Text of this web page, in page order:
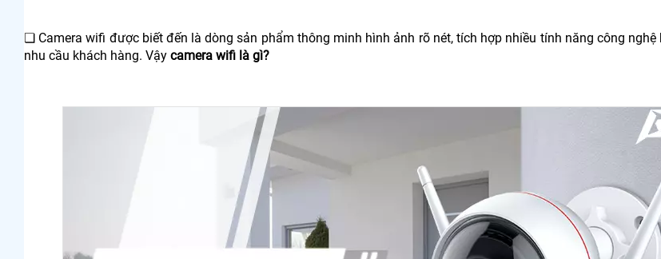
❏ Camera wifi được biết đến là dòng sản phẩm thông minh hình ảnh rõ nét, tích hợp nhiều tính năng công
nhu cầu khách hàng. Vậy camera wifi là gì?